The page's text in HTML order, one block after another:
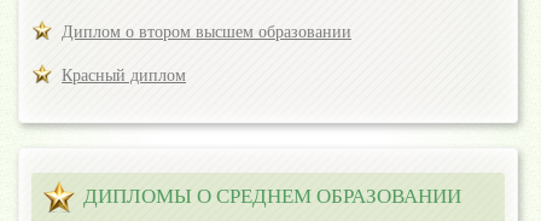
Диплом о втором высшем образовании
Красный диплом
ДИПЛОМЫ О СРЕДНЕМ ОБРАЗОВАНИИ